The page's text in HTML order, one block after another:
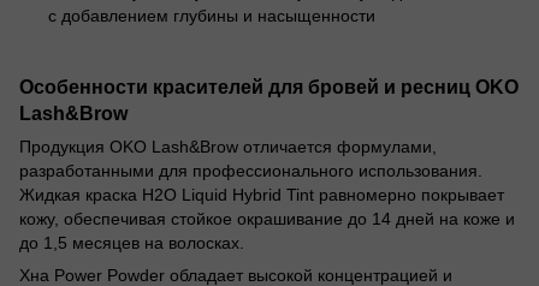
с добавлением глубины и насыщенности
Особенности красителей для бровей и ресниц OKO
Lash&Brow
Продукция OKO Lash&Brow отличается формулами,
разработанными для профессионального использования.
Жидкая краска H2O Liquid Hybrid Tint равномерно покрывает
кожу, обеспечивая стойкое окрашивание до 14 дней на коже и
до 1,5 месяцев на волосках.
Хна Power Powder обладает высокой концентрацией и